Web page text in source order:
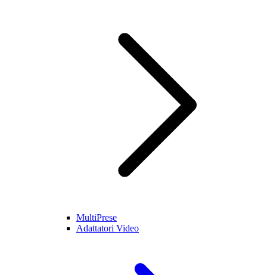
MultiPrese
Adattatori Video